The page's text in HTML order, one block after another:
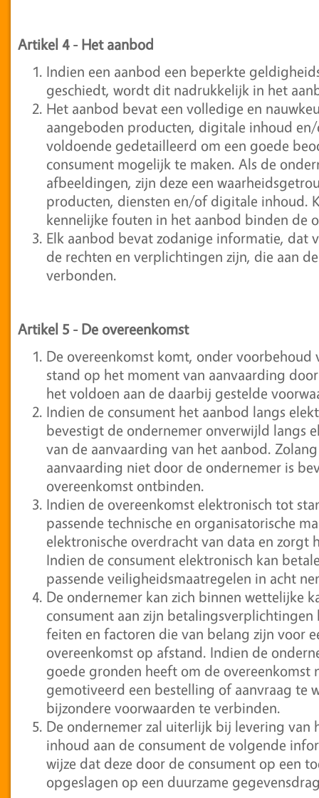
Artikel 4- Het aanbod
Indien een aanbod een beperkte
geschiedt, wordt dit nadrukkelijk in het
Het aanbod bevat een volledige en
aangeboden producten, digitale inhoud
voldoende gedetailleerd om een goede
consument mogelijk te maken. Als de
afbeeldingen, zijn deze een
producten, diensten en/of digitale inhoud.
kennelijke fouten in het aanbod binden de
Elk aanbod bevat zodanige informatie, dat
de rechten en verplichtingen zijn, die aan
verbonden.
Artikel 5 - De overeenkomst
De overeenkomst komt, onder
stand op het moment van aanvaarding
het voldoen aan de daarbij gestelde
Indien de consument het aanbod langs
bevestigt de ondernemer onverwijld langs
van de aanvaarding van het aanbod.
aanvaarding niet door de ondernemer is
overeenkomst ontbinden.
Indien de overeenkomst elektronisch tot
passende technische en organisatorische
elektronische overdracht van data en
Indien de consument elektronisch kan
passende veiligheidsmaatregelen in acht
De ondernemer kan zich binnen wettelijke
consument aan zijn
feiten en factoren die van belang zijn voor
overeenkomst op afstand. Indien de
goede gronden heeft om de overeenkomst
gemotiveerd een bestelling of aanvraag te
bijzondere voorwaarden te verbinden.
De ondernemer zal uiterlijk bij levering
inhoud aan de consument de volgende
wijze dat deze door de consument op een
opgeslagen op een duurzame